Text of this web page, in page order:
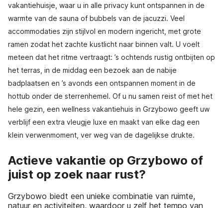
vakantiehuisje, waar u in alle privacy kunt ontspannen in de
warmte van de sauna of bubbels van de jacuzzi. Veel
accommodaties zijn stijlvol en modern ingericht, met grote
ramen zodat het zachte kustlicht naar binnen valt. U voelt
meteen dat het ritme vertraagt: ’s ochtends rustig ontbijten op
het terras, in de middag een bezoek aan de nabije
badplaatsen en ’s avonds een ontspannen moment in de
hottub onder de sterrenhemel. Of u nu samen reist of met het
hele gezin, een wellness vakantiehuis in Grzybowo geeft uw
verblijf een extra vleugje luxe en maakt van elke dag een
klein verwenmoment, ver weg van de dagelijkse drukte.
Actieve vakantie op Grzybowo of
juist op zoek naar rust?
Grzybowo biedt een unieke combinatie van ruimte,
natuur en activiteiten, waardoor u zelf het tempo van